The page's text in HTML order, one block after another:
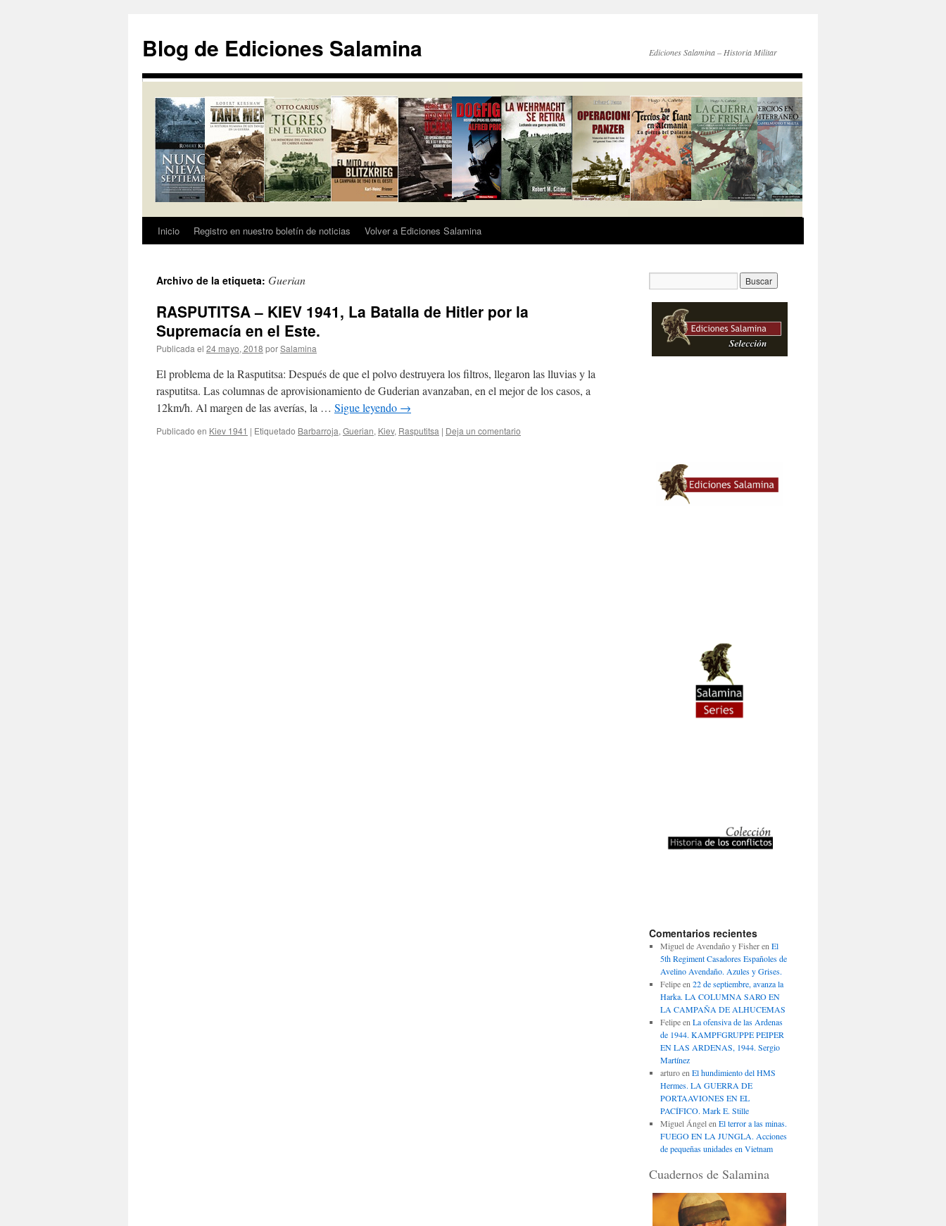
contenido
Blog de Ediciones Salamina Ediciones Salamina – Historia Militar
Inicio Registro en nuestro boletín de noticias Volver a Ediciones Salamina
Archivo de la etiqueta: Guerian
RASPUTITSA – KIEV 1941, La Batalla de Hitler por la
Supremacía en el Este.
Publicada el 24 mayo, 2018 porSalamina
El problema de la Rasputitsa: Después de que el polvo destruyera los filtros, llegaron las lluvias y la
rasputitsa. Las columnas de aprovisionamiento de Guderian avanzaban, en el mejor de los casos, a
12km/h. Al margen de las averías, la … Sigue leyendo →
Publicado en Kiev 1941 | Etiquetado Barbarroja, Guerian, Kiev, Rasputitsa | Deja un comentario
Comentarios recientes
Miguel de Avendaño y Fisheren El
5th Regiment Casadores Españoles de
Avelino Avendaño. Azules y Grises.
Felipeen 22 de septiembre, avanza la
Harka. LA COLUMNA SARO EN
LA CAMPAÑA DE ALHUCEMAS
Felipeen La ofensiva de las Ardenas
de 1944. KAMPFGRUPPE PEIPER
EN LAS ARDENAS, 1944. Sergio
Martínez
arturoen El hundimiento del HMS
Hermes. LA GUERRA DE
PORTAAVIONES EN EL
PACÍFICO. Mark E. Stille
Miguel Ángelen El terror a las minas.
FUEGO EN LA JUNGLA. Acciones
de pequeñas unidades en Vietnam
Cuadernos de Salamina